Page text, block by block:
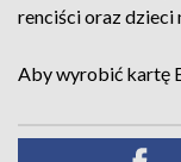
renciści oraz dzieci
Aby wyrobić kartę